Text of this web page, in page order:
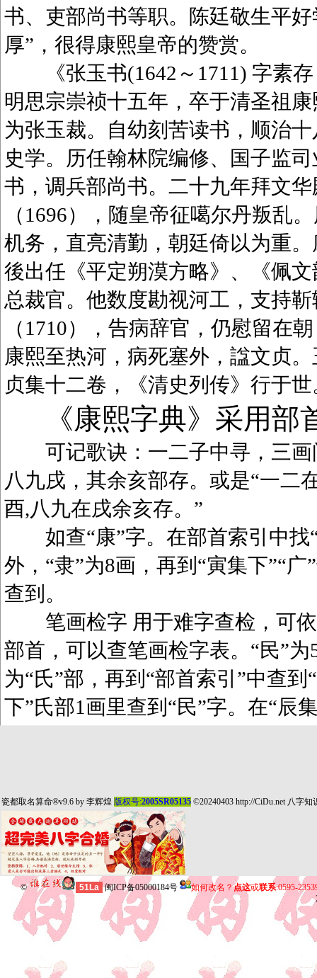
书、吏部尚书等职。陈廷敬生平
厚”，很得康熙皇帝的赞赏。
《张玉书(1642～1711) 字素存
明思宗崇祯十五年，卒于清圣祖
为张玉裁。自幼刻苦读书，顺治
史学。历任翰林院编修、国子监
书，调兵部尚书。二十九年拜文
（1696），随皇帝征噶尔丹叛乱
机务，直亮清勤，朝廷倚以为重
後出任《平定朔漠方略》、《佩
总裁官。他数度勘视河工，支持
（1710），告病辞官，仍慰留在
康熙至热河，病死塞外，諡文贞
贞集十二卷，《清史列传》行于世
《康熙字典》采用
可记歌诀：一二子中寻，三画
八九戌，其余亥部存。或是“一二
酉,八九在戌余亥存。”
如查“康”字。在部首索引中找“
外，“隶”为8画，再到“寅集下”“
查到。
笔画检字 用于难字查检，可依
部首，可以查笔画检字表。“民”
为“氏”部，再到“部首索引”中查到
下”氏部1画里查到“民”字。在“辰
瓷都取名算命®v9.6 by 李辉煌 版权号:2005SR05135 ©20240403 http://CiDu.net 八字知
© 51La 闽ICP备05000184号 如何改名？点这或联系:0595-